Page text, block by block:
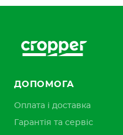
ДОПОМОГА
Оплата і доставка
Гарантія та сервіс